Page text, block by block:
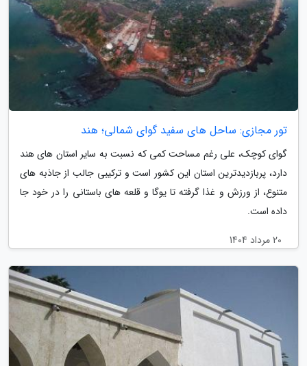
تور مجازی: ساحل های سفید گوای شمالی؛ هند
گوای کوچک، علی رغم مساحت کمی که نسبت به سایر استان های هند
دارد، پربازدیدترین استان این کشور است و ترکیبی جالب از جاذبه های
متنوع، از ورزش و غذا گرفته تا یوگا و قلعه های باستانی را در خود جا
داده است.
20 مرداد 1404